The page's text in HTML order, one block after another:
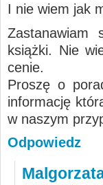
I nie wiem jak
Zastanawiam
książki. Nie
cenie.
Proszę o
informację
w naszym
Odpowiedz